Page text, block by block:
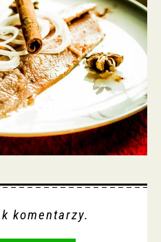
komentarzy.